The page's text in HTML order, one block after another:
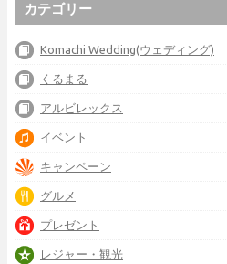
カテゴリー
Komachi Wedding(ウェディング)
くるまる
アルビレックス
イベント
キャンペーン
グルメ
プレゼント
レジャー・観光